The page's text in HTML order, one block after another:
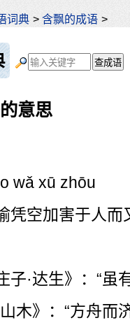
词典 >含飘的成语 >
意思
wǎ xū zhōu
凭空加害于人而
子·达生》：“虽
木》：“方舟而